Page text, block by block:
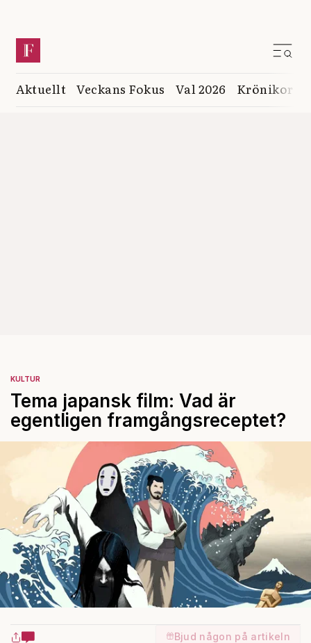
Aktuellt Veckans Fokus Val 2026 Krönikor
KULTUR
Tema japansk film: Vad är
egentligen framgångsreceptet?
Bjud någon på artikeln